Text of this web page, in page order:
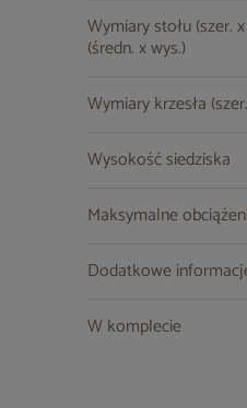
Wymiary stołu (szer.
(średn. x wys.)
Wymiary krzesła
Wysokość siedziska
Maksymalne
Dodatkowe
W komplecie